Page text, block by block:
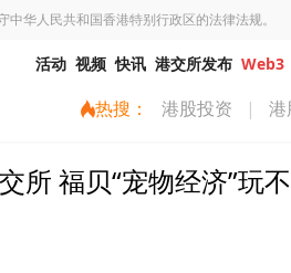
华人民共和国香港特别行政区的法律法规。
活动 视频 快讯 港交所发布 Web3
热搜： 港股投资 | 港
所 福贝“宠物经济”玩